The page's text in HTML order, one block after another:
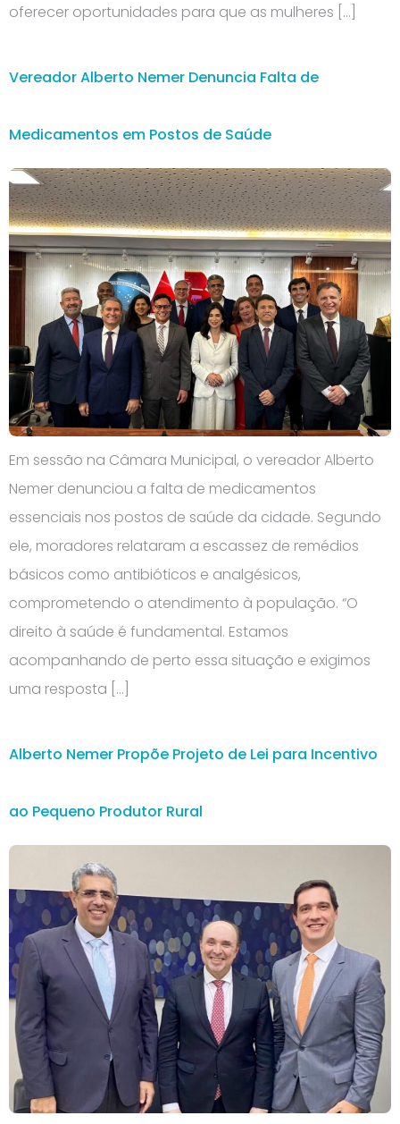
oferecer oportunidades para que as mulheres […]
Vereador Alberto Nemer Denuncia Falta de
Medicamentos em Postos de Saúde
Em sessão na Câmara Municipal, o vereador Alberto
Nemer denunciou a falta de medicamentos
essenciais nos postos de saúde da cidade. Segundo
ele, moradores relataram a escassez de remédios
básicos como antibióticos e analgésicos,
comprometendo o atendimento à população. “O
direito à saúde é fundamental. Estamos
acompanhando de perto essa situação e exigimos
uma resposta […]
Alberto Nemer Propõe Projeto de Lei para Incentivo
ao Pequeno Produtor Rural